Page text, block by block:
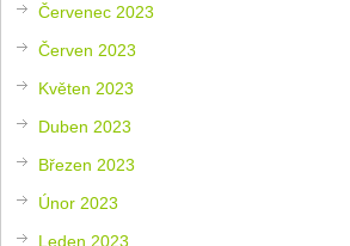
Červenec 2023
Červen 2023
Květen 2023
Duben 2023
Březen 2023
Únor 2023
Leden 2023